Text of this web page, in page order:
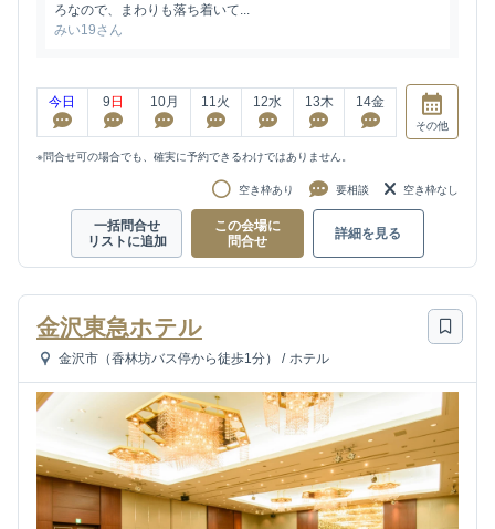
ろなので、まわりも落ち着いて...
みい19さん
今日 9 日 10月 11 火 12水 13木 14金
その他
※問合せ可の場合でも、確実に予約できるわけではありません。
空き枠あり 要相談 空き枠なし
一括問合せ
リストに追加
この会場に
問合せ
詳細を見る
金沢東急ホテル
金沢市（香林坊バス停から徒歩1分） / ホテル